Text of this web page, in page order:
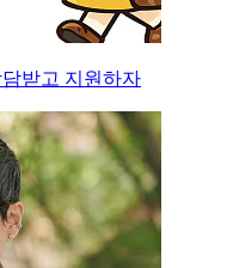
받고 지원하자